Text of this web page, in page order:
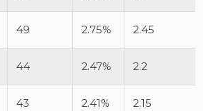
49 2.75% 2.45
44 2.47% 2.2
43 2.41% 2.15